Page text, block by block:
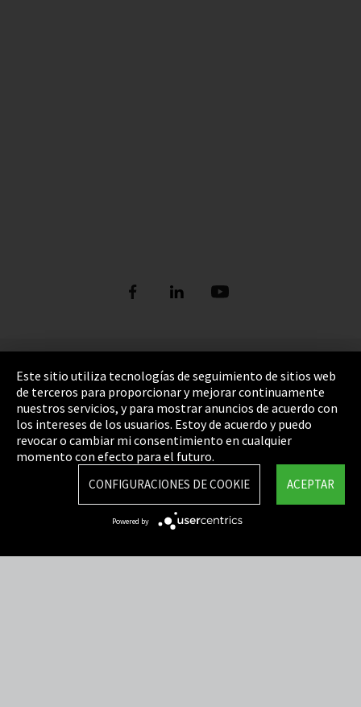
Pie de imprenta
Política de privacidad
Cookie Settings
Términos y Condiciones
Mapa del sitio
Integrity Line
Este sitio utiliza tecnologías de seguimiento de sitios web
de terceros para proporcionar y mejorar continuamente
nuestros servicios, y para mostrar anuncios de acuerdo con
los intereses de los usuarios. Estoy de acuerdo y puedo
revocar o cambiar mi consentimiento en cualquier
momento con efecto para el futuro.
ACEPTAR
CONFIGURACIONES DE COOKIE
Powered by